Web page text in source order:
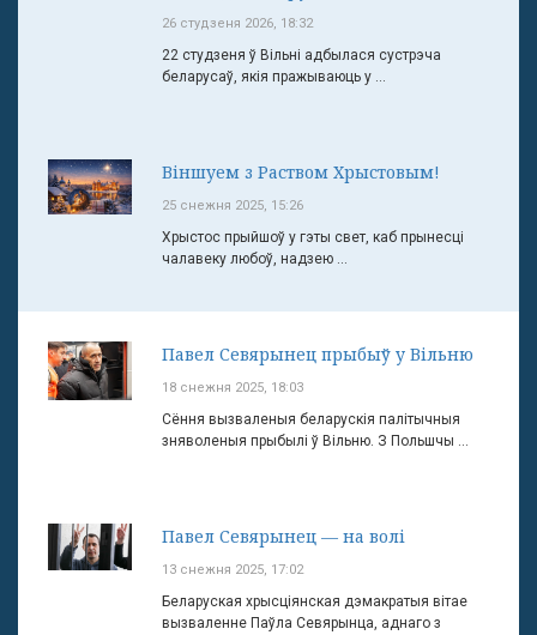
26 студзеня 2026, 18:32
22 студзеня ў Вільні адбылася сустрэча
беларусаў, якія пражываюць у ...
Віншуем з Раством Хрыстовым!
25 снежня 2025, 15:26
Хрыстос прыйшоў у гэты свет, каб прынесці
чалавеку любоў, надзею ...
Павел Севярынец прыбыў у Вільню
18 снежня 2025, 18:03
Сёння вызваленыя беларускія палітычныя
зняволеныя прыбылі ў Вільню. З Польшчы ...
Павел Севярынец — на волі
13 снежня 2025, 17:02
Беларуская хрысціянская дэмакратыя вітае
вызваленне Паўла Севярынца, аднаго з